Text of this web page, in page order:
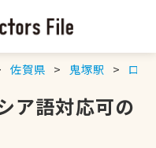
佐賀県 鬼塚駅 ロシ
ア語対応可の